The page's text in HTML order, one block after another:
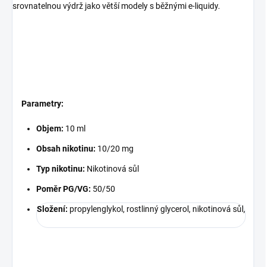
srovnatelnou výdrž jako větší modely s běžnými e-liquidy.
Parametry:
Objem: 10 ml
Obsah nikotinu: 10/20 mg
Typ nikotinu: Nikotinová sůl
Poměr PG/VG: 50/50
Složení: propylenglykol, rostlinný glycerol, nikotinová sůl,